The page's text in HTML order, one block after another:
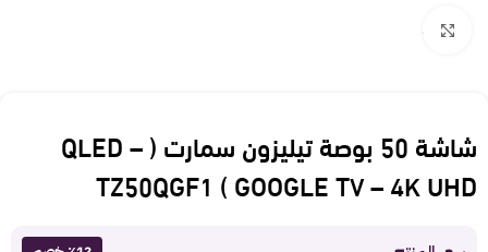
شاشة 50 بوصة تيليزون سمارت ( QLED –
GOOGLE TV – 4K UHD ) TZ50QGF1